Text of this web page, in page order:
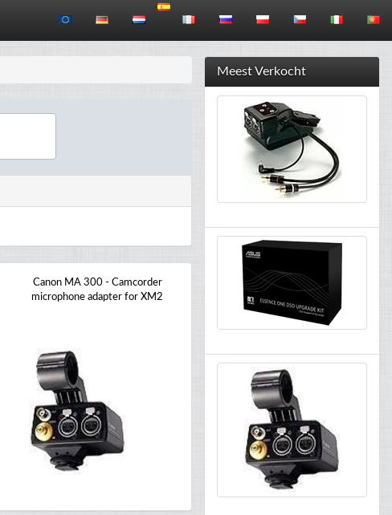
Canon MA 300 - Camcorder
microphone adapter for XM2
Meest Verkocht